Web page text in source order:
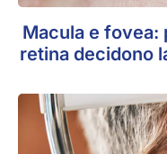
Macula e
retina decidono